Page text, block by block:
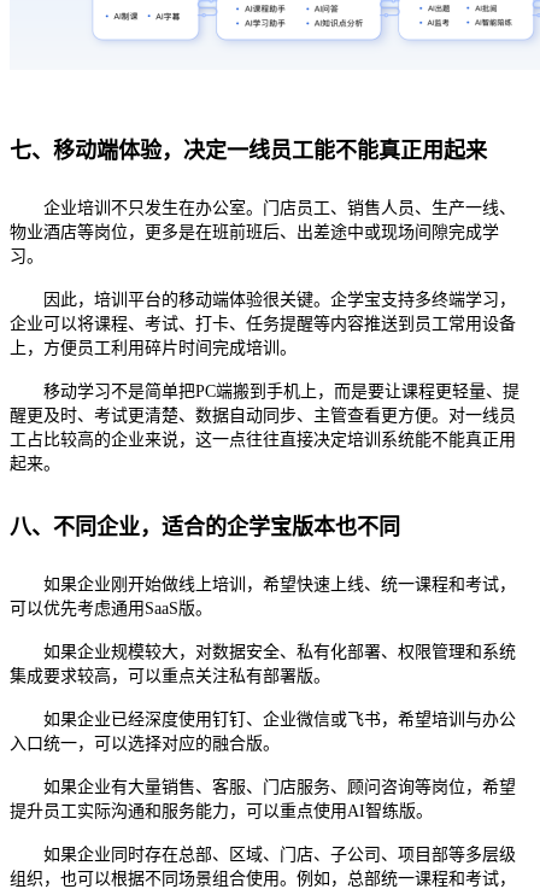
七、移动端体验，决定一线员工能不能真正用起来
企业培训不只发生在办公室。门店员工、销售人员、生产一线、
物业酒店等岗位，更多是在班前班后、出差途中或现场间隙完成学
习。
因此，培训平台的移动端体验很关键。企学宝支持多终端学习，
企业可以将课程、考试、打卡、任务提醒等内容推送到员工常用设备
上，方便员工利用碎片时间完成培训。
移动学习不是简单把PC端搬到手机上，而是要让课程更轻量、提
醒更及时、考试更清楚、数据自动同步、主管查看更方便。对一线员
工占比较高的企业来说，这一点往往直接决定培训系统能不能真正用
起来。
八、不同企业，适合的企学宝版本也不同
如果企业刚开始做线上培训，希望快速上线、统一课程和考试，
可以优先考虑通用 SaaS版。
如果企业规模较大，对数据安全、私有化部署、权限管理和系统
集成要求较高，可以重点关注私有部署版。
如果企业已经深度使用钉钉、企业微信或飞书，希望培训与办公
入口统一，可以选择对应的融合版。
如果企业有大量销售、客服、门店服务、顾问咨询等岗位，希望
提升员工实际沟通和服务能力，可以重点使用 AI智练版。
如果企业同时存在总部、区域、门店、子公司、项目部等多层级
组织，也可以根据不同场景组合使用。例如，总部统一课程和考试，